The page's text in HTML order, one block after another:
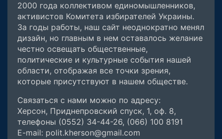
2000 года коллективом единомышленников,
активистов Комитета избирателей Украины.
За годы работы, наш сайт неоднократно менял
дизайн, но главным в нем оставалось желание
честно освещать общественные,
политические и культурные события нашей
области, отображая все точки зрения,
которые присутствуют в нашем обществе.
Связаться с нами можно по адресу:
Херсон, Приднепровский спуск, 1, оф. 8,
телефоны (0552) 34-44-26, (066) 100 8191
E-mail: polit.kherson@gmail.com